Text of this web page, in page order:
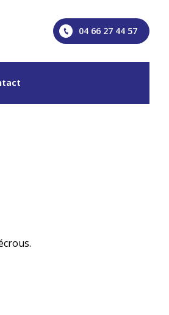
04 66 27 44 57